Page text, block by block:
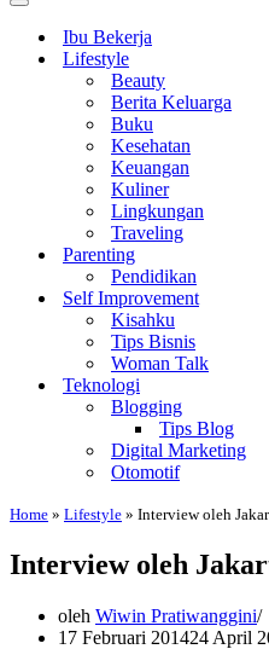
Menu
NavigasiIbu Bekerja
Lifestyle
Beauty
Berita Keluarga
Buku
Kesehatan
Keuangan
Kuliner
Lingkungan
Traveling
Parenting
Pendidikan
Self Improvement
Kisahku
Tips Bisnis
Woman Talk
Teknologi
Blogging
Tips Blog
Digital Marketing
Otomotif
Home » Lifestyle » Interview oleh
Interview oleh
oleh Wiwin Pratiwanggini
17 Februari 201424 April